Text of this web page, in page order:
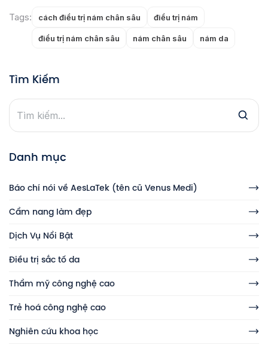
Tags: cách điều trị nám chân sâu điều trị nám
điều trị nám chân sâu nám chân sâu nám da
Tìm Kiếm
Danh mục
Báo chí nói về AesLaTek (tên cũ Venus Medi)
Cẩm nang làm đẹp
Dịch Vụ Nổi Bật
Điều trị sắc tố da
Thẩm mỹ công nghệ cao
Trẻ hoá công nghệ cao
Nghiên cứu khoa học